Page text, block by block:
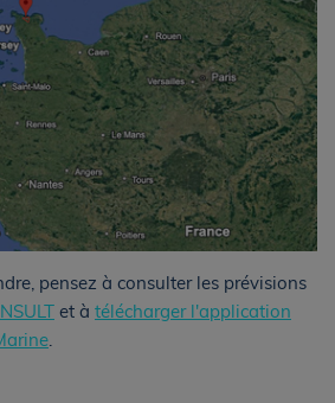
pensez à consulter les prévisions
et à télécharger l'application